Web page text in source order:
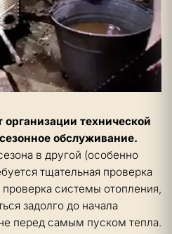
технической
обслуживание.
в другой (особенно
тщательная проверка
системы отопления,
задолго до начала
перед самым пуском тепла.